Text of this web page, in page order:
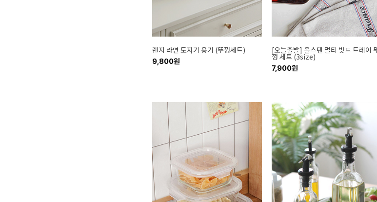
렌지 라면 도자기 용기 (뚜껑세트)
9,800원
[오늘출발] 올스텐 멀티 밧드 트레이
껑 세트 (3size)
7,900원